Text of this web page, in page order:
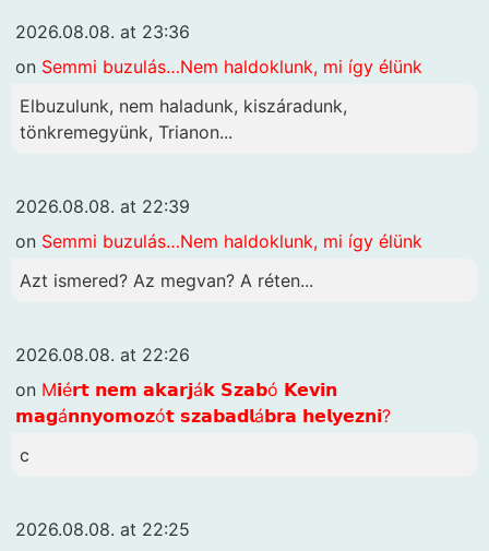
2026.08.08. at 23:36
on Semmi buzulás…Nem haldoklunk, mi így élünk
Elbuzulunk, nem haladunk, kiszáradunk,
tönkremegyünk, Trianon...
2026.08.08. at 22:39
on Semmi buzulás…Nem haldoklunk, mi így élünk
Azt ismered? Az megvan? A réten...
2026.08.08. at 22:26
on M𝗶é𝗿𝘁 𝗻𝗲𝗺 𝗮𝗸𝗮𝗿𝗷á𝗸 𝗦𝘇𝗮𝗯ó 𝗞𝗲𝘃𝗶𝗻
𝗺𝗮𝗴á𝗻𝗻𝘆𝗼𝗺𝗼𝘇ó𝘁 𝘀𝘇𝗮𝗯𝗮𝗱𝗹á𝗯𝗿𝗮 𝗵𝗲𝗹𝘆𝗲𝘇𝗻𝗶?
c
2026.08.08. at 22:25